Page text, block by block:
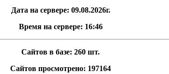
Дата на сервере: 09.08.2026г.
Время на сервере: 16:46
Сайтов в базе: 260 шт.
Сайтов просмотрено: 197164